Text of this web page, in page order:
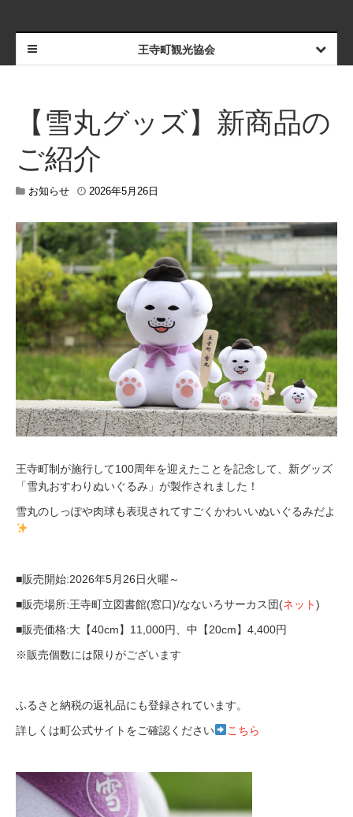
王寺町観光協会
【雪丸グッズ】新商品の
ご紹介
お知らせ 2026年5月26日
6
年
5
月
2
9
日
王寺町制が施行して100周年を迎えたことを記念して、新グッズ
「雪丸おすわりぬいぐるみ」が製作されました！
雪丸のしっぽや肉球も表現されてすごくかわいいぬいぐるみだよ
■販売開始:2026年5月26日火曜～
■販売場所:王寺町立図書館(窓口)/なないろサーカス団(ネット)
■販売価格:大【40cm】11,000円、中【20cm】4,400円
※販売個数には限りがございます
ふるさと納税の返礼品にも登録されています。
詳しくは町公式サイトをご確認ください
こちら